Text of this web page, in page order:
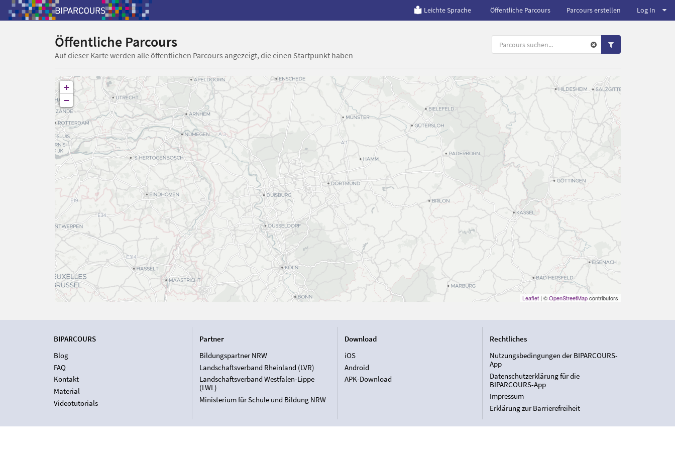
Leichte Sprache Öffentliche Parcours Parcours erstellen Log In
Öffentliche Parcours
Auf dieser Karte werden alle öffentlichen Parcours angezeigt, die einen Startpunkt haben
+
−
Leaflet| ©OpenStreetMapcontributors
BIPARCOURS
Blog
FAQ
Kontakt
Material
Videotutorials
Partner
Bildungspartner NRW
Landschaftsverband Rheinland (LVR)
Landschaftsverband Westfalen-Lippe
(LWL)
Ministerium für Schule und Bildung NRW
Download
iOS
Android
APK-Download
Rechtliches
Nutzungsbedingungen der BIPARCOURS-
App
Datenschutzerklärung für die
BIPARCOURS-App
Impressum
Erklärung zur Barrierefreiheit